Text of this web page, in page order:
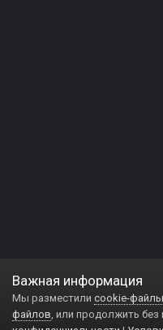
Важная информация
Мы разместили cookie-файлы
файлов, или продолжить без